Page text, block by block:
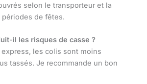
selon le transporteur et la
de fêtes.
il les risques de casse ?
express, les colis sont moins
tassés. Je recommande un bon